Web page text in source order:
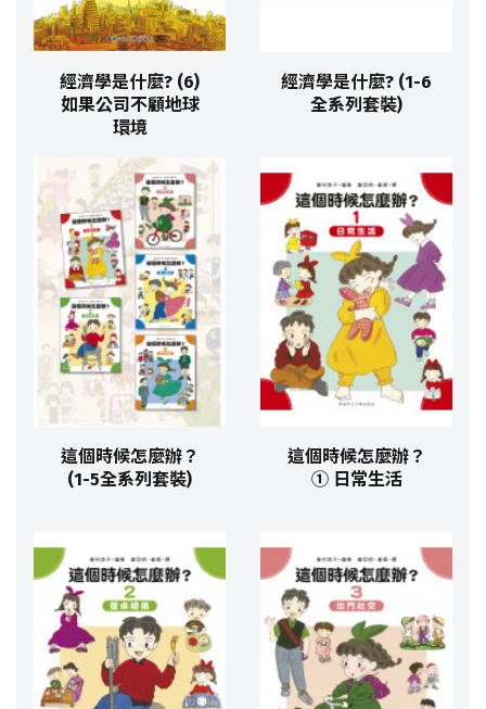
經濟學是什麼? (6)
如果公司不顧地球
環境
經濟學是什麼? (1-6
全系列套裝)
這個時候怎麼辦？
(1-5全系列套裝)
這個時候怎麼辦？
① 日常生活